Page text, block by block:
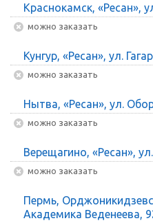
Краснокамск, «Ресан»,
Можно заказать
Кунгур, «Ресан», ул.
Можно заказать
Нытва, «Ресан», ул.
Можно заказать
Верещагино, «Ресан»,
Можно заказать
Пермь,
Академика Веденеева,